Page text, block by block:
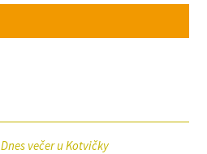
Dnes večer u Kotvičky